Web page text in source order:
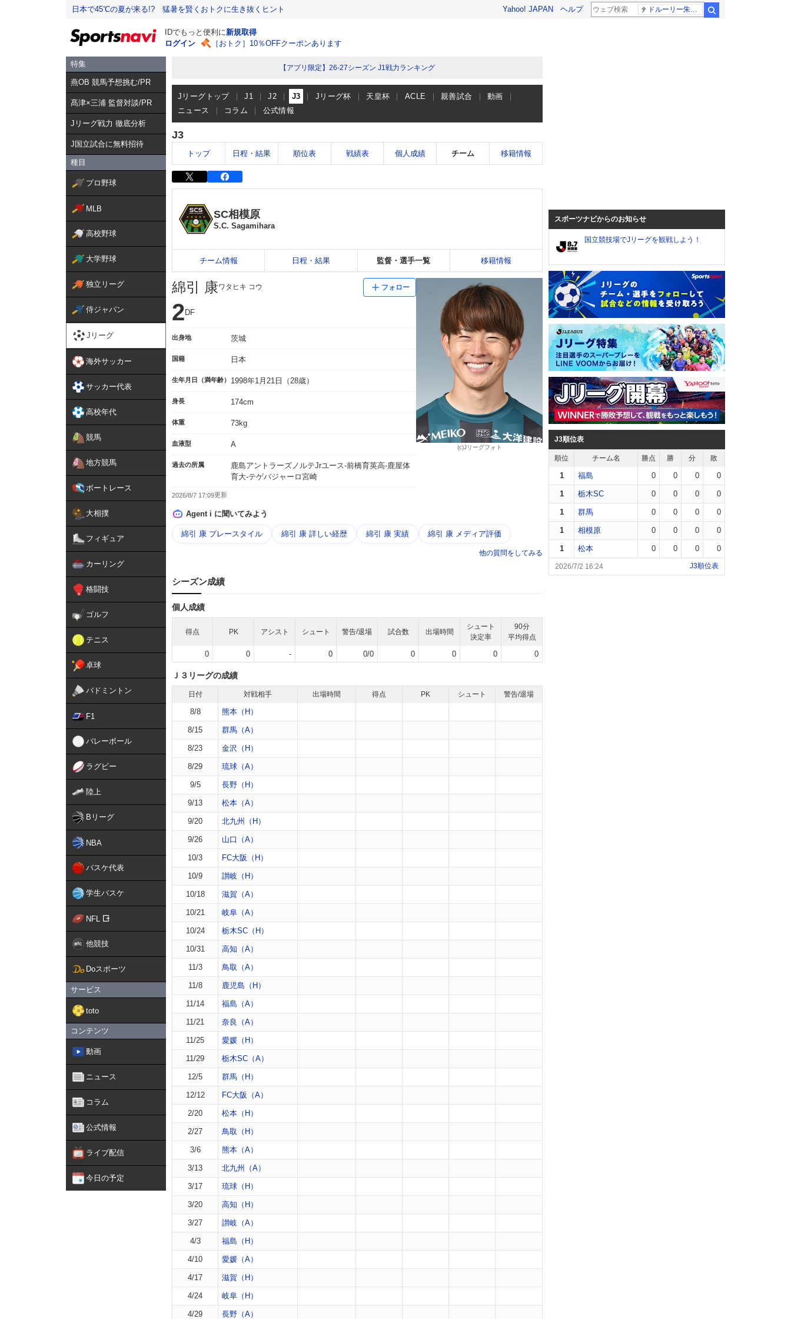
日本で45℃の夏が来る!? 猛暑を賢くおトクに生き抜くヒント Yahoo! JAPAN ヘルプ
IDでもっと便利に新規取得
ログイン
［おトク］10％OFFクーポンあります
特集
燕OB 競馬予想挑む/PR
髙津×三浦 監督対談/PR
Jリーグ戦力 徹底分析
J国立試合に無料招待
種目
プロ野球
MLB
高校野球
大学野球
独立リーグ
侍ジャパン
Jリーグ
海外サッカー
サッカー代表
高校年代
競馬
地方競馬
ボートレース
大相撲
フィギュア
カーリング
格闘技
ゴルフ
テニス
卓球
バドミントン
F1
バレーボール
ラグビー
陸上
Bリーグ
NBA
バスケ代表
学生バスケ
NFL
他競技
Doスポーツ
サービス
toto
コンテンツ
動画
ニュース
コラム
公式情報
ライブ配信
今日の予定
【アプリ限定】26-27シーズン J1戦力ランキング
Jリーグトップ J1 J2 J3 Jリーグ杯 天皇杯 ACLE 親善試合
動画
ニュース
コラム 公式情報
J3
トップ 日程・結果 順位表 戦績表 個人成績 チーム 移籍情報
SC相模原
S.C. Sagamihara
チーム情報 日程・結果 監督・選手一覧 移籍情報
綿引 康ワタヒキ コウ フォロー
2DF
出身地 茨城
国籍 日本
生年月日（満年齢） 1998年1月21日（28歳）
身長 174cm
体重 73kg
血液型 A
過去の所属
鹿島アントラーズノルテJrユース-前橋育英高-鹿屋体
育大-テゲバジャーロ宮崎
(c)Jリーグフォト
2026/8/7 17:09
Agent i に聞いてみよう
綿引 康 プレースタイル 綿引 康 詳しい経歴 綿引 康 実績 綿引 康 メディア評価
他の質問をしてみる
シーズン成績
個人成績
得点 PK アシスト シュート 警告/退場 試合数 出場時間
シュート
決定率
90分
平均得点
0 0 - 0 0/0 0 0 0 0
Ｊ３リーグの成績
日付 対戦相手 出場時間 得点 PK シュート 警告/退場
8/8 熊本（H）
8/15 群馬（A）
8/23 金沢（H）
8/29 琉球（A）
9/5 長野（H）
9/13 松本（A）
9/20 北九州（H）
9/26 山口（A）
10/3 FC大阪（H）
10/9 讃岐（H）
10/18 滋賀（A）
10/21 岐阜（A）
10/24 栃木SC（H）
10/31 高知（A）
11/3 鳥取（A）
11/8 鹿児島（H）
11/14 福島（A）
11/21 奈良（A）
11/25 愛媛（H）
11/29 栃木SC（A）
12/5 群馬（H）
12/12 FC大阪（A）
2/20 松本（H）
2/27 鳥取（H）
3/6 熊本（A）
3/13 北九州（A）
3/17 琉球（H）
3/20 高知（H）
3/27 讃岐（A）
4/3 福島（H）
4/10 愛媛（A）
4/17 滋賀（H）
4/24 岐阜（H）
4/29 長野（A）
スポーツナビからのお知らせ
国立競技場でJリーグを観戦しよう！
J3順位表
順位 チーム名 勝点 勝 分 敗
1 福島 0 0 0 0
1 栃木SC 0 0 0 0
1 群馬 0 0 0 0
1 相模原 0 0 0 0
1 松本 0 0 0 0
2026/7/2 16:24 J3順位表